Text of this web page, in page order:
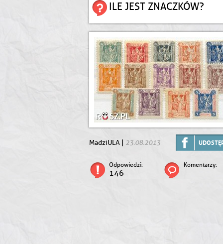
ILE JEST ZNACZKÓW?
MadziULA | 23.08.2013
Odpowiedzi:
146
Komentarzy: